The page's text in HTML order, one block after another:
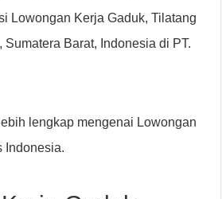
Lowongan Kerja Gaduk, Tilatang
Sumatera Barat, Indonesia di PT.
lengkap mengenai Lowongan
Indonesia.